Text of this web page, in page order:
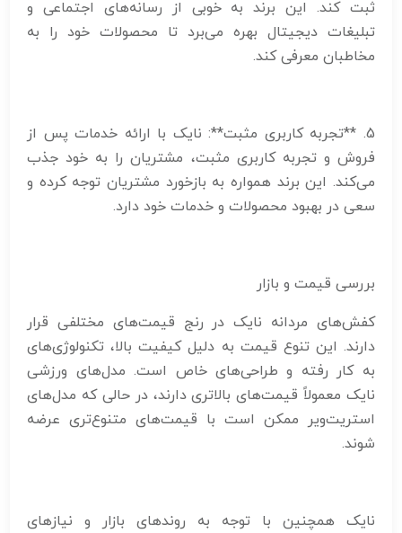
ثبت کند. این برند به خوبی از رسانه‌های اجتماعی و
تبلیغات دیجیتال بهره می‌برد تا محصولات خود را به
مخاطبان معرفی کند.
5. **تجربه کاربری مثبت**: نایک با ارائه خدمات پس از
فروش و تجربه کاربری مثبت، مشتریان را به خود جذب
می‌کند. این برند همواره به بازخورد مشتریان توجه کرده و
سعی در بهبود محصولات و خدمات خود دارد.
بررسی قیمت و بازار
کفش‌های مردانه نایک در رنج قیمت‌های مختلفی قرار
دارند. این تنوع قیمت به دلیل کیفیت بالا، تکنولوژی‌های
به کار رفته و طراحی‌های خاص است. مدل‌های ورزشی
نایک معمولاً قیمت‌های بالاتری دارند، در حالی که مدل‌های
استریت‌ویر ممکن است با قیمت‌های متنوع‌تری عرضه
شوند.
نایک همچنین با توجه به روندهای بازار و نیازهای